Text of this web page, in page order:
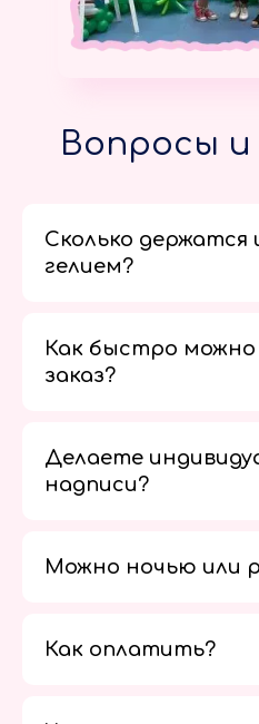
Вопросы
Сколько держатся
гелием?
Как быстро можно
заказ?
Делаете
надписи?
Можно ночью или
Как оплатить?